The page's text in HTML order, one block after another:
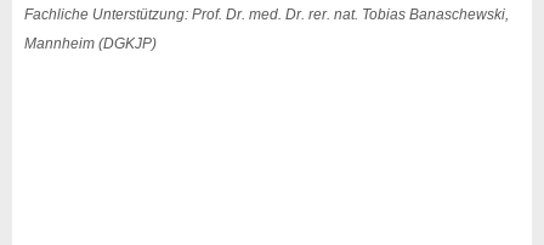
Fachliche Unterstützung: Prof. Dr. med. Dr. rer. nat. Tobias Banaschewski,
Mannheim (DGKJP)